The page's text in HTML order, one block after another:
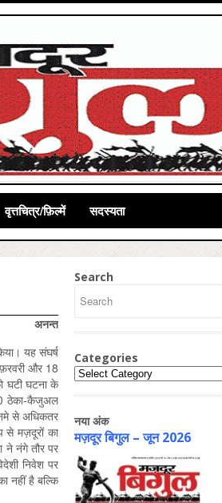
वृत्तचित्र/फ़िल्में सदस्यता
अनन्त
यह संघर्ष
और 18
घटी घटना के
ठेका-कैजुअल
से अधिकतर
मज़दूरों का
ने नंगे तौर पर
निवेश पर
नहीं है बल्कि
Search
Categories
Categories
नया अंक
मज़दूर बिगुल – जून 2026